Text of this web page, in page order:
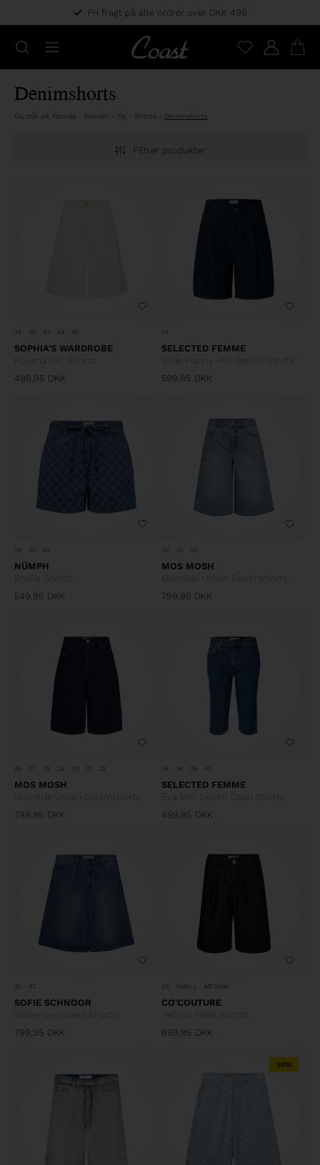
Fri fragt på alle ordrer over DKK 499
Denimshorts
Du står på: Forside - Kvinder - Tøj - Shorts - Denimshorts
Filtrer produkter
34 40 42 44 46
SOPHIA'S WARDROBE
499,95 DKK
34
SELECTED FEMME
Wide Hanny HW Denim Shorts
599,95 DKK
38 40 44
NÜMPH
549,95 DKK
28 29 33
MOS MOSH
799,95 DKK
26 27 28 29 30 31 32
MOS MOSH
799,95 DKK
34 36 38 42
SELECTED FEMME
499,95 DKK
40 42
SOFIE SCHNOOR
Stoke Oversized Shorts
799,95 DKK
XS SMALL MEDIUM
CO'COUTURE
Helima Pleat Shorts
699,95 DKK
50%